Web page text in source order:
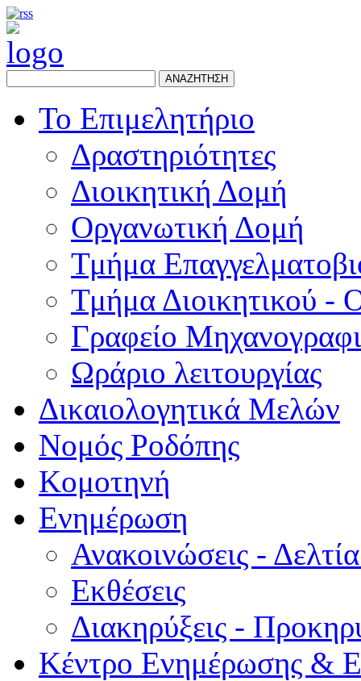
ΑΝΑΖΗΤΗΣΗ
Το Επιμελητήριο
Δραστηριότητες
Διοικητική Δομή
Οργανωτική Δομή
Τμήμα
Τμήμα Διοικητικού -
Γραφείο
Ωράριο λειτουργίας
Δικαιολογητικά Μελών
Νομός Ροδόπης
Κομοτηνή
Ενημέρωση
Ανακοινώσεις -
Εκθέσεις
Διακηρύξεις -
Κέντρο Ενημέρωσης &